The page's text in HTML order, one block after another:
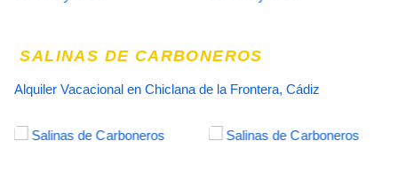
SALINAS DE CARBONEROS
Alquiler Vacacional en Chiclana de la Frontera, Cádiz